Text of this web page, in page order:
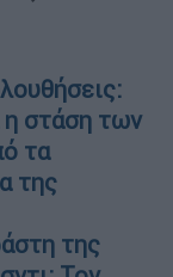
η στάση των
τα
της
της